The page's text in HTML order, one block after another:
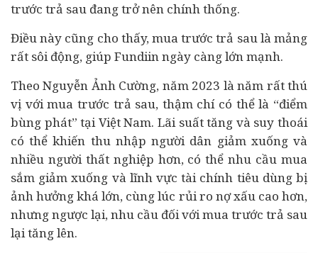
trước trả sau đang trở nên chính thống.
Điều này cũng cho thấy, mua trước trả sau là mảng
rất sôi động, giúp Fundiin ngày càng lớn mạnh.
Theo Nguyễn Ảnh Cường, năm 2023 là năm rất thú
vị với mua trước trả sau, thậm chí có thể là “điểm
bùng phát” tại Việt Nam. Lãi suất tăng và suy thoái
có thể khiến thu nhập người dân giảm xuống và
nhiều người thất nghiệp hơn, có thể nhu cầu mua
sắm giảm xuống và lĩnh vực tài chính tiêu dùngbị
ảnh hưởng khá lớn, cùng lúc rủi ro nợ xấu cao hơn,
nhưng ngược lại, nhu cầu đối với mua trước trả sau
lại tăng lên.